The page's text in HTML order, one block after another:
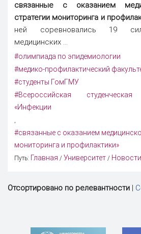
связанные с оказанием
стратегии мониторинга и
ней соревновались 19
медицинских ...
#олимпиада по эпидемиологии
#медико-профилактический
#студенты ГомГМУ
#Всероссийская студенческая
«Инфекции
,
#связанные с оказанием
мониторинга и профилактики»
Путь: Главная / Университет / Новости
Отсортировано по релевантности |